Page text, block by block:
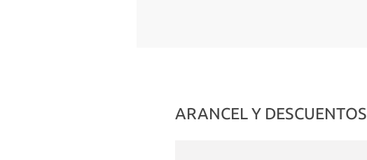
ARANCEL Y DESCUENTOS